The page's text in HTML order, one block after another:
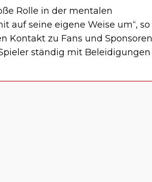
Rolle in der mentalen
auf seine eigene Weise um“, so
Kontakt zu Fans und Sponsoren
ständig mit Beleidigungen